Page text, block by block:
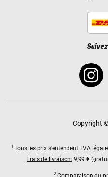
Copyright
1 Tous les prix s'entendent TVA légale
Frais de livraison: 9,99 €
2 Comparaison du